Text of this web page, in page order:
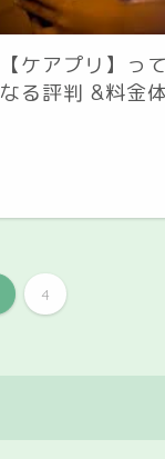
【ケアプリ】っ
なる評判 &料金
4